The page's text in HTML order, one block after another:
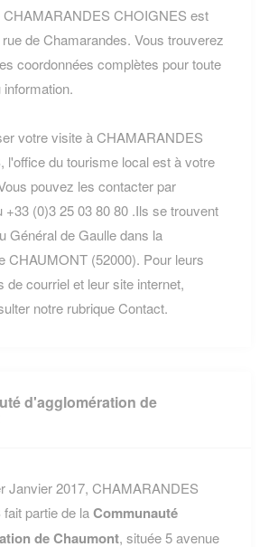
CHAMARANDES CHOIGNES est
de Chamarandes. Vous trouverez
coordonnées complètes pour toute
votre visite à CHAMARANDES
l'office du tourisme local est à votre
pouvez les contacter par
+33 (0)3 25 03 80 80 .Ils se trouvent
Général de Gaulle dans la
CHAUMONT (52000). Pour leurs
de courriel et leur site internet,
notre rubrique Contact.
d'agglomération de
Janvier 2017, CHAMARANDES
partie de laCommunauté
de Chaumont, située 5 avenue